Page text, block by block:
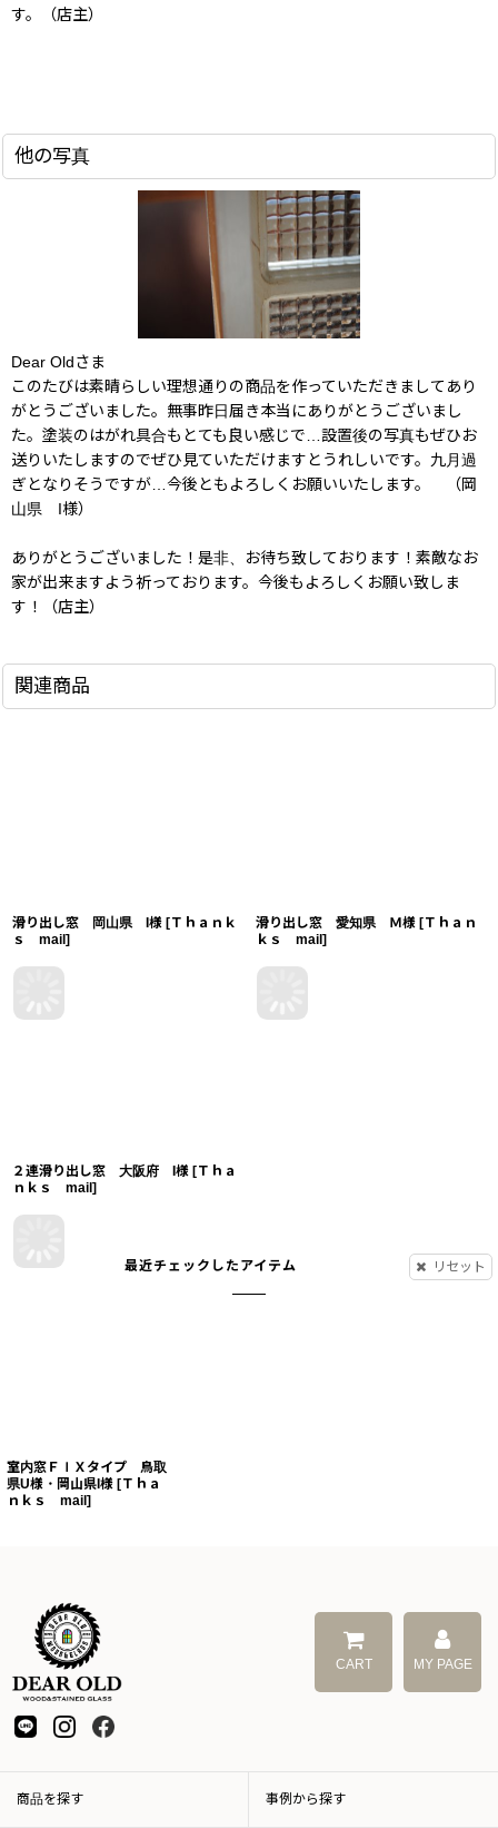
す。（店主）
他の写真
Dear Oldさま
このたびは素晴らしい理想通りの商品を作っていただきましてあり
がとうございました。無事昨日届き本当にありがとうございまし
た。塗装のはがれ具合もとても良い感じで…設置後の写真もぜひお
送りいたしますのでぜひ見ていただけますとうれしいです。九月過
ぎとなりそうですが…今後ともよろしくお願いいたします。 （岡
山県 I様）
ありがとうございました！是非、お待ち致しております！素敵なお
家が出来ますよう祈っております。今後もよろしくお願い致しま
す！（店主）
関連商品
滑り出し窓 岡山県 I様 [Ｔｈａｎｋ
ｓ mail ]
滑り出し窓 愛知県 Ｍ様 [Ｔｈａｎ
ｋｓ mail ]
２連滑り出し窓 大阪府 I様 [Ｔｈａ
ｎｋｓ mail ]
最近チェックしたアイテム リセット
室内窓ＦＩＸタイプ 鳥取
県U様・岡山県I様 [Ｔｈａ
ｎｋｓ mail ]
CART MY PAGE
商品を探す 事例から探す